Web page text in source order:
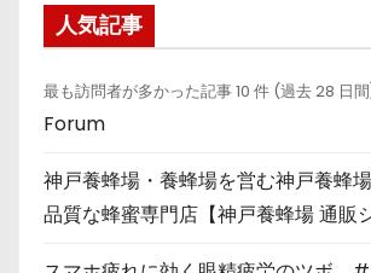
人気記事
最も訪問者が多かった記事 10 件 (過去 28 日
Forum
神戸養蜂場・養蜂場を営む神戸養蜂
品質な蜂蜜専門店【神戸養蜂場 通販